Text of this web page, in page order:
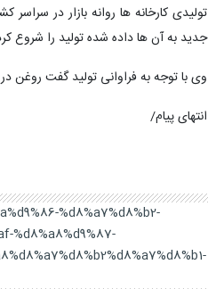
تولیدی کارخانه ها روانه بازار در
جدید به آن ها داده شده تولید را شروع
وی با توجه به فراوانی تولید گفت روغن
انتهای پیام/
%d8%a7%d8%b2-
%d8%a8%d9%87-